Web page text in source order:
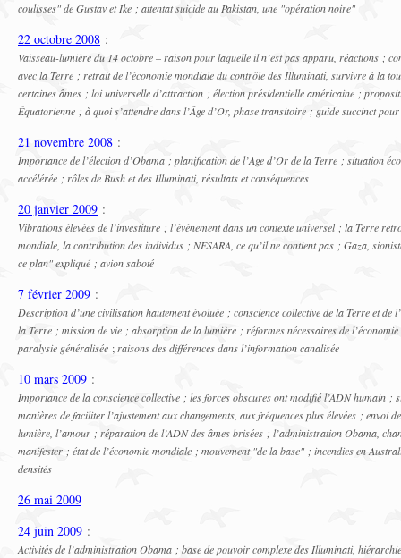
coulisses" de Gustav et Ike ; attentat suicide au Pakistan, une "opération noire"
22 octobre 2008 :
Vaisseau-lumière du 14 octobre – raison pour laquelle il n’est pas apparu, réactions ;
avec la Terre ; retrait de l’économie mondiale du contrôle des Illuminati, survivre à la
certaines âmes ; loi universelle d’attraction ; élection présidentielle américaine ;
Équatorienne ; à quoi s’attendre dans l’Âge d’Or, phase transitoire ; guide succinct
21 novembre 2008 :
Importance de l’élection d’Obama ; planification de l’Âge d’Or de la Terre ; situation
accélérée ; rôles de Bush et des Illuminati, résultats et conséquences
20 janvier 2009 :
Vibrations élevées de l’investiture ; l’événement dans un contexte universel ; la Terre
mondiale, la contribution des individus ; NESARA, ce qu’il ne contient pas ; Gaza,
ce plan" expliqué ; avion saboté
7 février 2009 :
Description d’une civilisation hautement évoluée ; conscience collective de la Terre et de
la Terre ; mission de vie ; absorption de la lumière ; réformes nécessaires de
paralysie généralisée ; raisons des différences dans l’information canalisée
10 mars 2009 :
Importance de la conscience collective ; les forces obscures ont modifié l’ADN humain ;
manières de faciliter l’ajustement aux changements, aux fréquences plus élevées ; envoi
lumière, l’amour ; réparation de l’ADN des âmes brisées ; l’administration Obama,
manifester ; état de l’économie mondiale ; mouvement "de la base" ; incendies en
densités
26 mai 2009
24 juin 2009 :
Activités de l’administration Obama ; base de pouvoir complexe des Illuminati,